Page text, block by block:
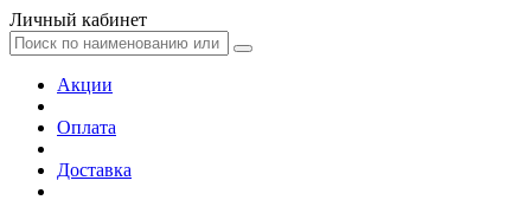
Личный кабинет
Акции
Оплата
Доставка